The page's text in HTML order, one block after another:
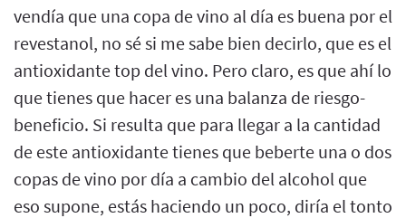
vendía que una copa de vino al día es buena por el
revestanol, no sé si me sabe bien decirlo, que es el
antioxidante top del vino. Pero claro, es que ahí lo
que tienes que hacer es una balanza de riesgo-
beneficio. Si resulta que para llegar a la cantidad
de este antioxidante tienes que beberte una o dos
copas de vino por día a cambio del alcohol que
eso supone, estás haciendo un poco, diría el tonto